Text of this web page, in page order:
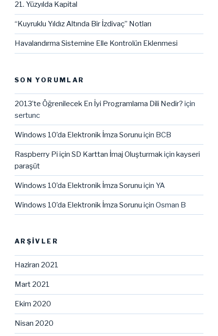
21. Yüzyılda Kapital
“Kuyruklu Yıldız Altında Bir İzdivaç” Notları
Havalandırma Sistemine Elle Kontrolün Eklenmesi
SON YORUMLAR
2013’te Öğrenilecek En İyi Programlama Dili Nedir? için
sertunc
Windows 10’da Elektronik İmza Sorunu için BCB
Raspberry Pi için SD Karttan İmaj Oluşturmakiçin kayseri
paraşüt
Windows 10’da Elektronik İmza Sorunu için YA
Windows 10’da Elektronik İmza Sorunu için Osman B
ARŞIVLER
Haziran 2021
Mart 2021
Ekim 2020
Nisan 2020